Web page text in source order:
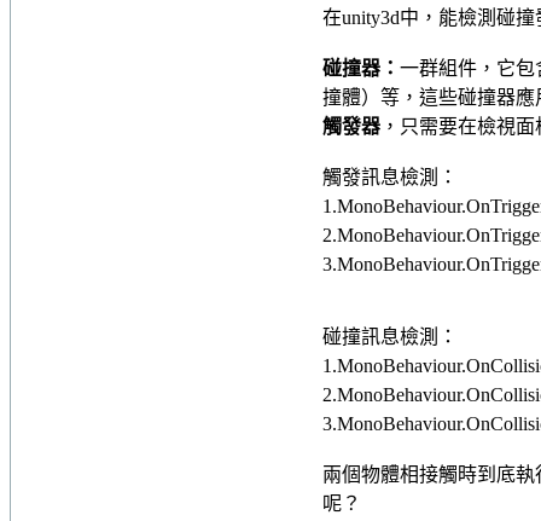
在unity3d中，能檢測碰
碰撞器： 一群組件，它包
撞體）等，這些碰撞器應
觸發器 ，只需要在檢視
觸發訊息檢測：
碰撞訊息檢測：
兩個物體相接觸時到底執
呢？